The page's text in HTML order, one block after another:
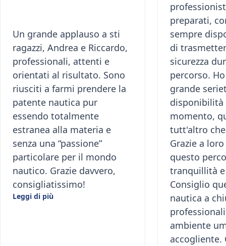
Un grande applauso a sti
ragazzi, Andrea e Riccardo,
professionali, attenti e
orientati al risultato. Sono
riusciti a farmi prendere la
patente nautica pur
essendo totalmente
estranea alla materia e
senza una “passione”
particolare per il mondo
nautico. Grazie davvero,
consigliatissimo!
Leggi di più
preparati,
sempre
di
sicurezza
percorso.
grande
disponibilità
momento,
tutt'altro
Grazie a
questo
tranquillità
Consiglio
nautica a
ambiente
accogliente.